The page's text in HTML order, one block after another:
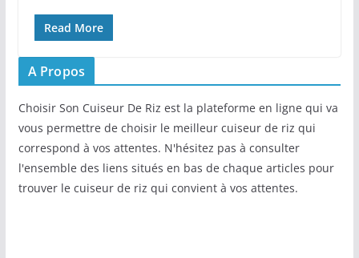
Read More
A Propos
Choisir Son Cuiseur De Riz est la plateforme en ligne qui va
vous permettre de choisir le meilleur cuiseur de riz qui
correspond à vos attentes. N'hésitez pas à consulter
l'ensemble des liens situés en bas de chaque articles pour
trouver le cuiseur de riz qui convient à vos attentes.